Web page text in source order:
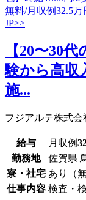
【20〜30
験から高収
施...
フジアルテ株式会
給与 月収例
勤務地
佐賀県
寮・社宅 あり（無
仕事内容 検査・